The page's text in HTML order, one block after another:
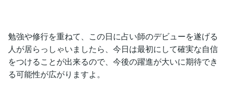
勉強や修行を重ねて、この日に占い師のデビューを遂げる
人が居らっしゃいましたら、今日は最初にして確実な自信
をつけることが出来るので、今後の躍進が大いに期待でき
る可能性が広がりますよ。